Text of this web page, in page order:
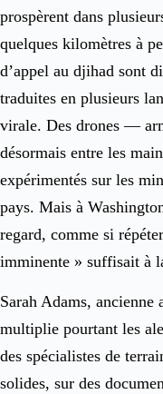
prospèrent dans
quelques kilomètres à
d’appel au djihad sont
traduites en plusieurs
virale. Des drones —
désormais entre les
expérimentés sur les
pays. Mais à
regard, comme si
imminente » suffisait à
Sarah Adams, ancienne
multiplie pourtant les
des spécialistes de
solides, sur des